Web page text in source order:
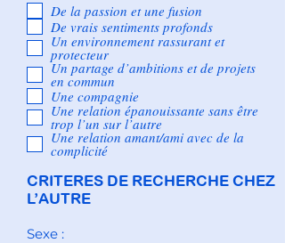
De la passion et une fusion
De vrais sentiments profonds
Un environnement rassurant et
protecteur
Un partage d’ambitions et de projets
en commun
Une compagnie
Une relation épanouissante sans être
trop l’un sur l’autre
Une relation amant/ami avec de la
complicité
CRITERES DE RECHERCHE CHEZ
L’AUTRE
Sexe :